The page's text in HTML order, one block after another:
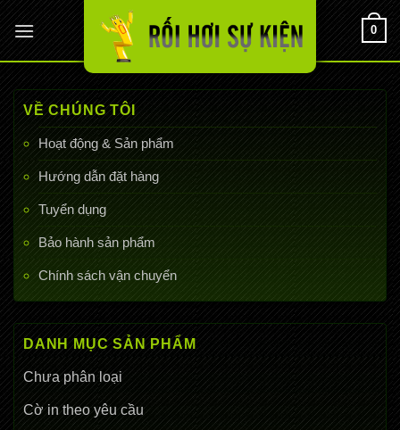
Chuyển
đến
nội
dung
0
VỀ CHÚNG TÔI
Hoạt động & Sản phẩm
Hướng dẫn đặt hàng
Tuyển dụng
Bảo hành sản phẩm
Chính sách vận chuyển
DANH MỤC SẢN PHẨM
Chưa phân loại
Cờ in theo yêu cầu